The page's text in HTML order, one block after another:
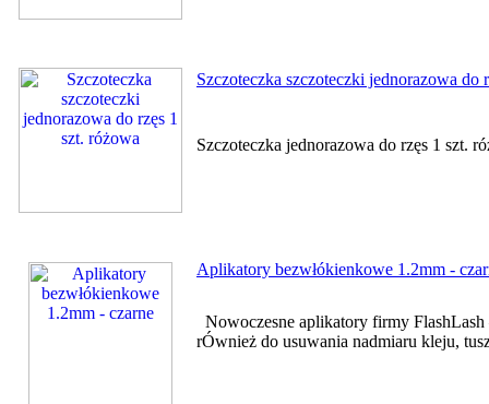
Szczoteczka szczoteczki jednorazowa do
Szczoteczka jednorazowa do rzęs 1 szt.
Aplikatory bezwłókienkowe 1.2mm -
Nowoczesne aplikatory firmy
rÓwnież do usuwania nadmiaru kleju,